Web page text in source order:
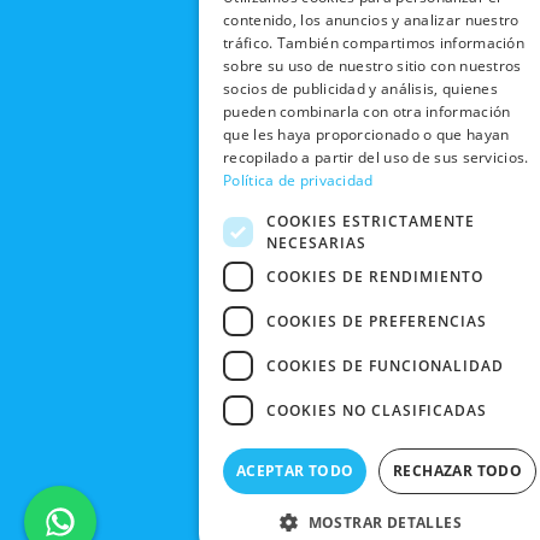
m
TRABAJA
CON
NOSOTROS
NUESTRAS
TIENDAS
BLACK
CONTACTO
RECOGIDA
EN TIENDA
DEVOLUCIONES
Y CAMBIOS
CANCELAR
PEDIDO
POLÍTICA DE
PRIVACIDAD
CONDICIONES
DE COMPRA
contenido, los anuncios y analizar nuestro
tráfico. También compartimos información
sobre su uso de nuestro sitio con nuestros
socios de publicidad y análisis, quienes
pueden combinarla con otra información
que les haya proporcionado o que hayan
recopilado a partir del uso de sus servicios.
Política de privacidad
COOKIES ESTRICTAMENTE
NECESARIAS
COOKIES DE RENDIMIENTO
COOKIES DE PREFERENCIAS
COOKIES DE FUNCIONALIDAD
COOKIES NO CLASIFICADAS
ACEPTAR TODO RECHAZAR TODO
MOSTRAR DETALLES